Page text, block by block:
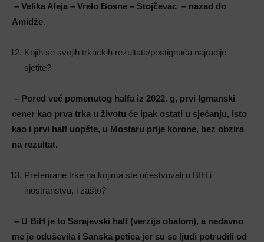
– Velika Aleja – Vrelo Bosne – Stojčevac – nazad do
Amidže.
Kojih se svojih trkačkih rezultata/postignuća najradije
sjetite?
– Pored već pomenutog halfa iz 2022. g, prvi Igmanski
cener kao prva trka u životu će ipak ostati u sjećanju, isto
kao i prvi half uopšte, u Mostaru prije korone, bez obzira
na rezultat.
Preferirane trke na kojima ste učestvovali u BIH i
inostranstvu, i zašto?
– U BiH je to Sarajevski half (verzija obalom), a nedavno
me je oduševila i Sanska petica jer su se ljudi potrudili od